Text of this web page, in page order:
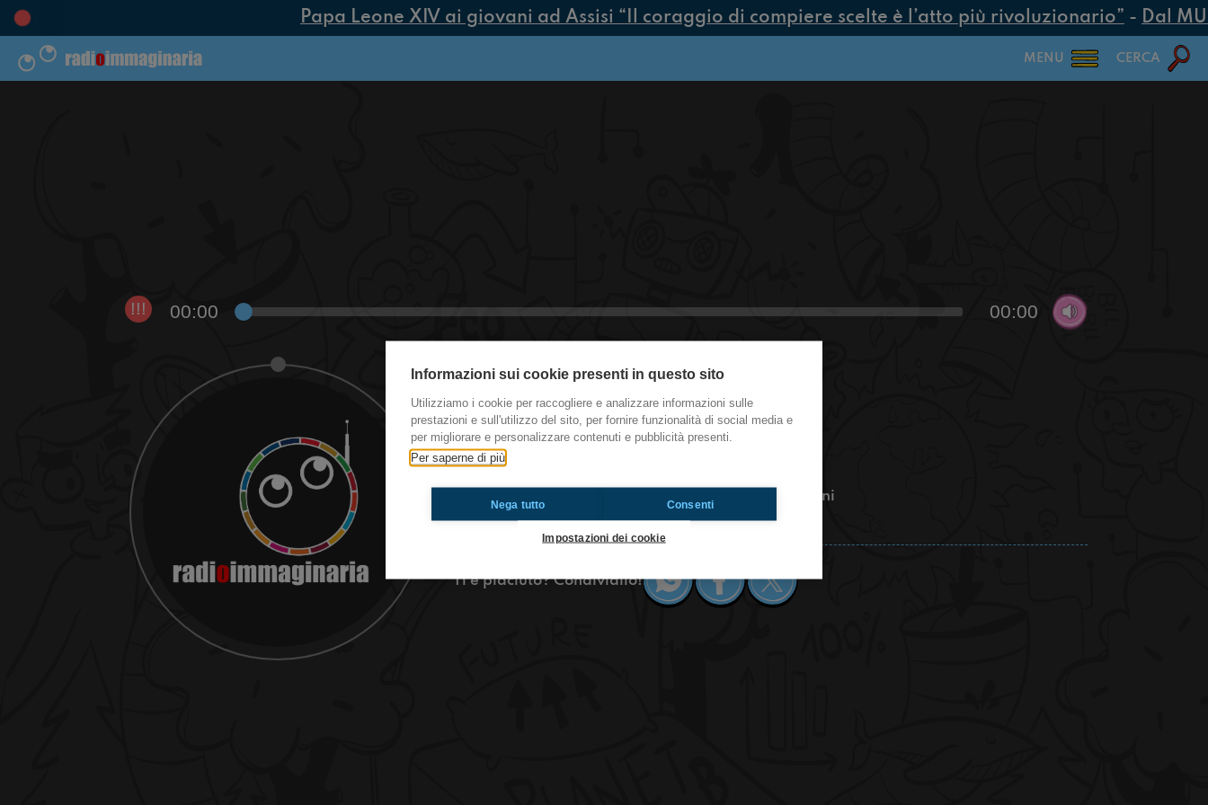
Papa Leone XIV ai giovani ad Assisi “Il coraggio di compiere scelte è l’atto più rivoluzionario”-Dal
MENU CERCA
!!! 00:00 00:00
#sanremo orecchini sui maschi
Readioimmaginaria Sanremo
Cosa pensi quando vedi un ragazzo con gli orecchini
Ti è piaciuto? Condividilo!
Informazioni sui cookie presenti in questo sito
Utilizziamo i cookie per raccogliere e analizzare informazioni sulle
prestazioni e sull'utilizzo del sito, per fornire funzionalità di social media e
per migliorare e personalizzare contenuti e pubblicità presenti.
Per saperne di più
Nega tutto Consenti
Impostazioni dei cookie